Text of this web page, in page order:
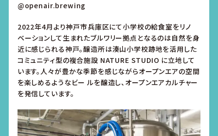
@openair.brewing
2022年4月より神戸市兵庫区にて小学校の給食室をリノ
ベーションして生まれたブルワリー拠点となるのは自然を身
近に感じられる神戸。醸造所は湊山小学校跡地を活用した
コミュニティ型の複合施設 NATURE STUDIO に立地して
います。人々が豊かな季節を感じながらオープンエアの空間
を楽しめるようなビー ルを醸造し、オープンエアカルチャー
を発信しています。